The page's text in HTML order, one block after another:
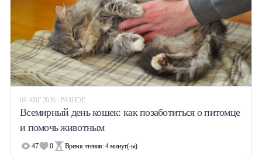
Халва
Премиальный сервис Prime Line
Мобильный банк MOBY
06 АВГ 2026 · РАЗНОЕ
Всемирный день кошек: как позаботиться о питомце
и помочь животным
47 0 Время чтения:4минут(-ы)